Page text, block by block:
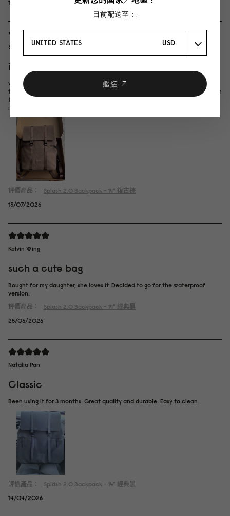
16/07/2026
Sammy Leung
in love in love in LOVE!
very light and extremely well-made. You can feel the canvas is thick and
treated, premium feel. Been using this for 2 weeks and I love this more than
the waterproof ones (bought a green one before, it is nice but heavier).
impressive!
評價產品： Spläsh 2.0 Backpack - 14" 復古棕
15/07/2026
Kelvin Wing
such a cute bag
Bought for my daughter, she loves it. Decided to go for the waterproof
version.
評價產品：
Spläsh 2.0 Backpack - 14" 經典黑
25/06/2026
Natalia Pan
Classic
Been using it for 3 months. Great quality and durable. Easy to clean.
評價產品： Spläsh 2.0 Backpack - 14" 經典黑
14/04/2026
目前配送至：:
UNITED STATES USD
繼續